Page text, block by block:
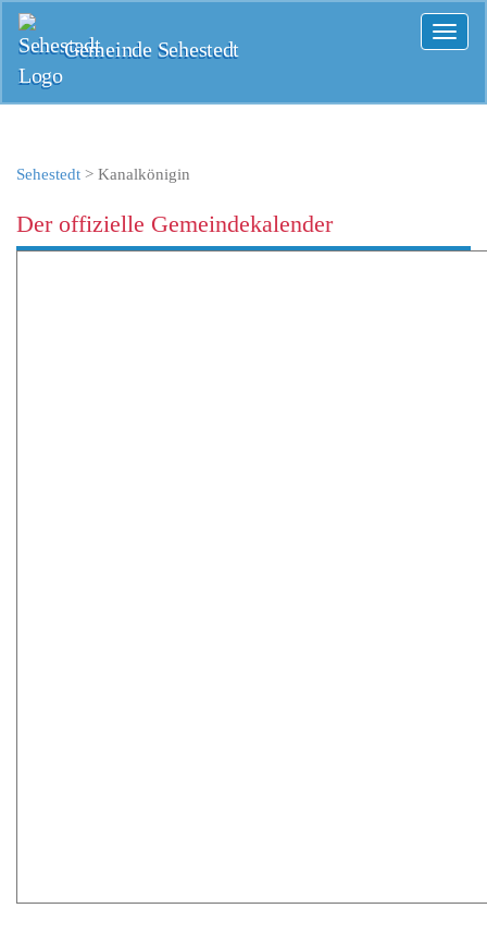
Gemeinde Sehestedt
Sehestedt > Kanalkönigin
Der offizielle Gemeindekalender